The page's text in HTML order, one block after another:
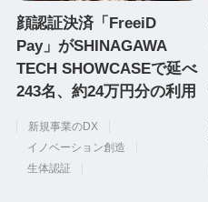
顔認証決済「FreeiD
Pay」がSHINAGAWA
TECH SHOWCASEで延べ
243名、約24万円分の利用
新規事業のDX
イノベーション創造
生体認証